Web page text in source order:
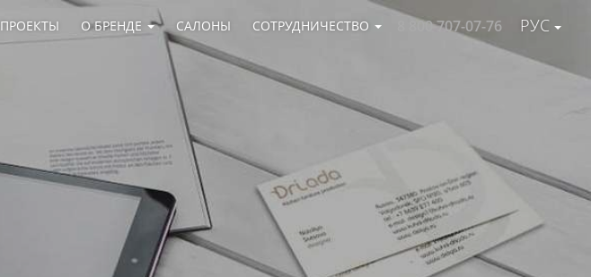
ПРОЕКТЫ О БРЕНДЕ САЛОНЫ СОТРУДНИЧЕСТВО 8 800 707-07-76 РУС